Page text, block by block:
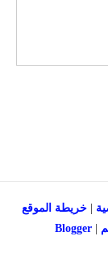
خريطة الموقع
|
Blogger